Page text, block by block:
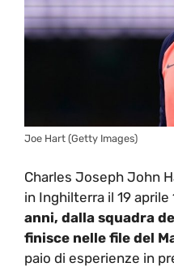
Joe Hart (Getty Images)
Charles Joseph John
in Inghilterra il 19 aprile
anni, dalla squadra
finisce nelle file del
paio di esperienze in